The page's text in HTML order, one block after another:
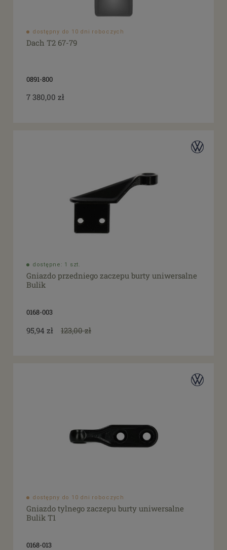
dostępny do 10 dni roboczych
Dach T2 67-79
0891-800
7 380,00 zł
dostępne: 1 szt.
Gniazdo przedniego zaczepu burty uniwersalne
Bulik
0168-003
95,94 zł 123,00 zł
dostępny do 10 dni roboczych
Gniazdo tylnego zaczepu burty uniwersalne
Bulik T1
0168-013